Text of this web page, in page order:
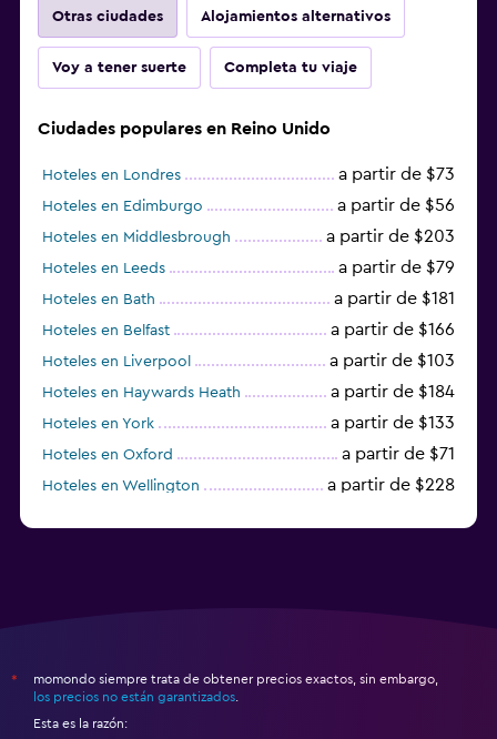
Otras ciudades Alojamientos alternativos
Voy a tener suerte Completa tu viaje
Ciudades populares en Reino Unido
Hoteles en Londres a partir de $73
Hoteles en Edimburgo a partir de $56
Hoteles en Middlesbrough a partir de $203
Hoteles en Leeds a partir de $79
Hoteles en Bath a partir de $181
Hoteles en Belfast a partir de $166
Hoteles en Liverpool a partir de $103
Hoteles en Haywards Heath a partir de $184
Hoteles en York a partir de $133
Hoteles en Oxford a partir de $71
Hoteles en Wellington a partir de $228
*
momondo siempre trata de obtener precios exactos, sin embargo,
los precios no están garantizados
Esta es la razón: